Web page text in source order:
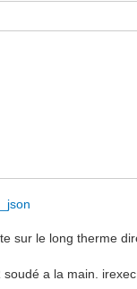
sur le long therme
a la main.